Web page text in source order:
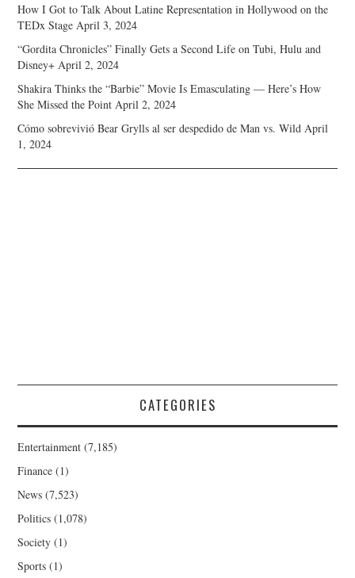
How I Got to Talk About Latine Representation in Hollywood on the
TEDx Stage April 3, 2024
“Gordita Chronicles” Finally Gets a Second Life on Tubi, Hulu and
Disney+ April 2, 2024
Shakira Thinks the “Barbie” Movie Is Emasculating — Here’s How
She Missed the Point April 2, 2024
Cómo sobrevivió Bear Grylls al ser despedido de Man vs. Wild April
1, 2024
CATEGORIES
Entertainment (7,185)
Finance (1)
News (7,523)
Politics (1,078)
Society (1)
Sports (1)